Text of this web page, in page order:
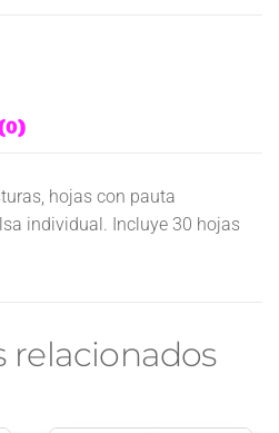
hojas con pauta
individual. Incluye 30 hojas
relacionados